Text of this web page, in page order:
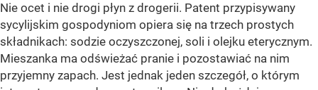
Nie ocet i nie drogi płyn z drogerii. Patent przypisywany
sycylijskim gospodyniom opiera się na trzech prostych
składnikach: sodzie oczyszczonej, soli i olejku eterycznym.
Mieszanka ma odświeżać pranie i pozostawiać na nim
przyjemny zapach. Jest jednak jeden szczegół, o którym